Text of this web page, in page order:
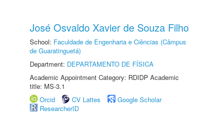
José Osvaldo Xavier de Souza Filho
School: Faculdade de Engenharia e Ciências (Câmpus
de Guaratinguetá)
Department: DEPARTAMENTO DE FÍSICA
Academic Appointment Category: RDIDP Academic
title: MS-3.1
Orcid
CV Lattes
Google Scholar
ResearcherID